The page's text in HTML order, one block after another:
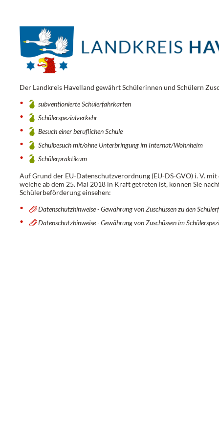
Der Landkreis Havelland gewährt Schülerinnen und Schülern
subventionierte Schülerfahrkarten
Schülerspezialverkehr
Besuch einer beruflichen Schule
Schulbesuch mit/ohne Unterbringung im Internat/Wohnheim
Schülerpraktikum
Auf Grund der EU-Datenschutzverordnung (EU-DS-GVO) i. V.
welche ab dem 25. Mai 2018 in Kraft getreten ist, können Sie
Schülerbeförderung einsehen:
Datenschutzhinweise - Gewährung von Zuschüssen zu den
Datenschutzhinweise - Gewährung von Zuschüssen im